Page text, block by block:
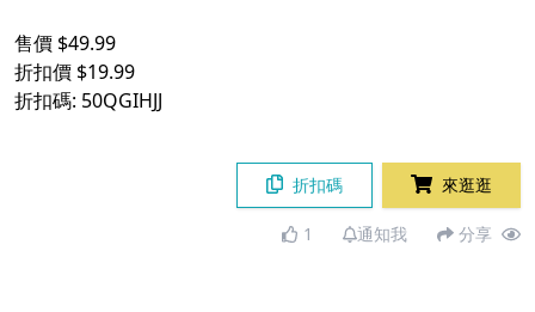
售價 $49.99
折扣價 $19.99
折扣碼: 50QGIHJJ
折扣碼 來逛逛
1 通知我 分享